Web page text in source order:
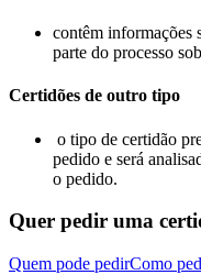
contêm informações
parte do processo
Certidões de outro tipo
o tipo de certidão
pedido e será
o pedido.
Quer pedir uma
Quem pode pedirComo